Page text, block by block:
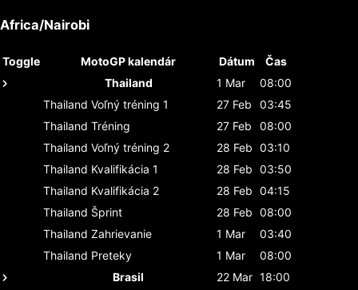
Africa/Nairobi
Toggle MotoGP kalendár Dátum
Čas
Thailand
1 Mar
08:00
Thailand Voľný tréning 1 27 Feb
03:45
Thailand Tréning 27 Feb
08:00
Thailand Voľný tréning 2 28 Feb 03:10
Thailand Kvalifikácia 1 28 Feb 03:50
Thailand Kvalifikácia 2 28 Feb 04:15
Thailand Šprint 28 Feb 08:00
Thailand Zahrievanie 1 Mar
03:40
Thailand Preteky 1 Mar
08:00
Brasil
22 Mar 18:00